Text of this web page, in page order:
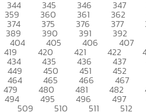
344 345 346 347
359 360 361 362
374 375 376 377
389 390 391 392
404 405 406 407
419 420 421 422
434 435 436 437
449 450 451 452
464 465 466 467
479 480 481 482
494 495 496 497
509 510 511 512